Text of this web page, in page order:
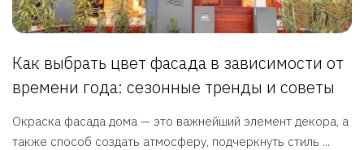
Как выбрать цвет фасада в зависимости от
времени года: сезонные тренды и советы
Окраска фасада дома — это важнейший элемент декора, а
также способ создать атмосферу, подчеркнуть стиль ...